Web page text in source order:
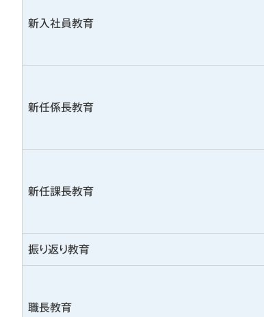
新入社員教育
新任係長教育
新任課長教育
振り返り教育
職長教育